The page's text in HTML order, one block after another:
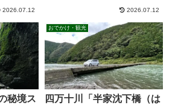
もとに詳
ライブや
す。
2026.07.12
緒にお出かけして夏の終わりのド
ライブを楽しみました♪最短ルー
トや安全なルートの動画も紹介し
ています。
2026.07.12
秘境ス
おでかけ・観光
四万十川「半家沈下橋（は